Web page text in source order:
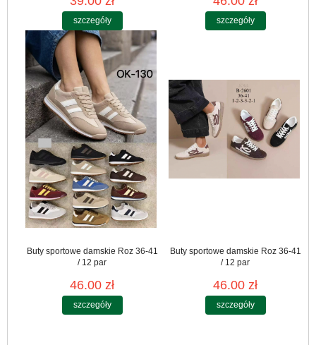
szczegóły szczegóły
Buty sportowe damskie Roz 36-41
/ 12 par
46.00 zł
szczegóły
Buty sportowe damskie Roz 36-41
/ 12 par
46.00 zł
szczegóły